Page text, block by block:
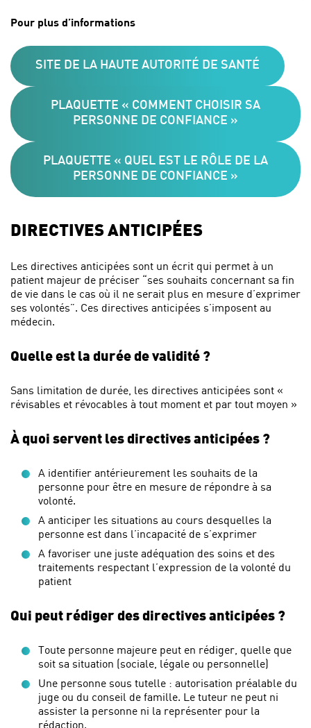
Pour plus d’informations
SITE DE LA HAUTE AUTORITÉ DE SANTÉ
PLAQUETTE « COMMENT CHOISIR SA
PERSONNE DE CONFIANCE »
PLAQUETTE « QUEL EST LE RÔLE DE LA
PERSONNE DE CONFIANCE »
DIRECTIVES ANTICIPÉES
Les directives anticipées sont un écrit qui permet à un
patient majeur de préciser “ses souhaits concernant sa fin
de vie dans le cas où il ne serait plus en mesure d’exprimer
ses volontés”. Ces directives anticipées s’imposent au
médecin.
Quelle est la durée de validité ?
Sans limitation de durée, les directives anticipées sont «
révisables et révocables à tout moment et par tout moyen »
À quoi servent les directives anticipées ?
A identifier antérieurement les souhaits de la
personne pour être en mesure de répondre à sa
volonté.
A anticiper les situations au cours desquelles la
personne est dans l’incapacité de s’exprimer
A favoriser une juste adéquation des soins et des
traitements respectant l’expression de la volonté du
patient
Qui peut rédiger des directives anticipées ?
Toute personne majeure peut en rédiger, quelle que
soit sa situation (sociale, légale ou personnelle)
Une personne sous tutelle : autorisation préalable du
juge ou du conseil de famille. Le tuteur ne peut ni
assister la personne ni la représenter pour la
rédaction.